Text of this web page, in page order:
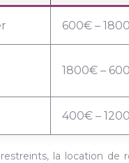
600€ –
1800€ –
400€ –
la location